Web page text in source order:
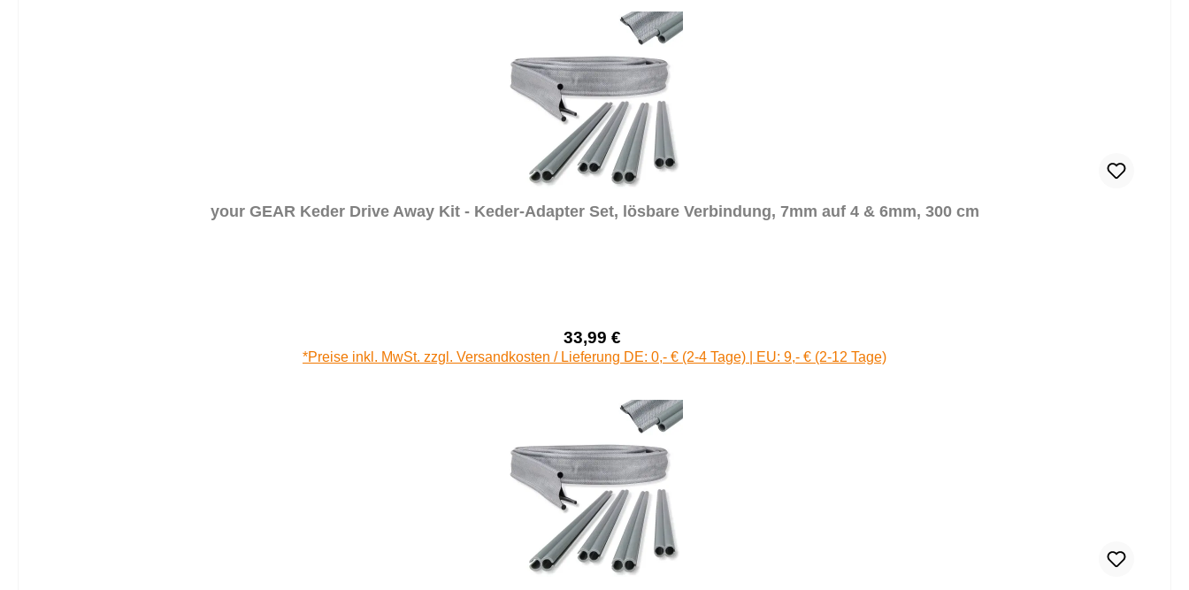
your GEAR Keder Drive Away Kit - Keder-Adapter Set, lösbare Verbindung, 7mm auf 4 & 6mm, 300 cm
Verkaufspreis:
33,99 €
Regulärer Preis:
*Preise inkl. MwSt. zzgl. Versandkosten / Lieferung DE: 0,- € (2-4 Tage) | EU: 9,- € (2-12 Tage)